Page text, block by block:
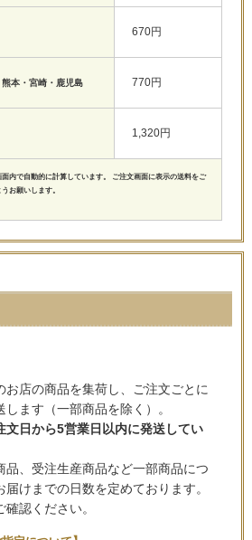
670円
本・宮崎・鹿児島 770円
1,320円
内で自動的に計算しています。 ご注文画面に表示の送料をご
お願いします。
お店の商品を集荷し、ご注文ごとに
します（一部商品を除く）。
文日から5営業日以内に発送してい
品、受注生産商品など一部商品につ
けまでの日数を定めております。
認ください。